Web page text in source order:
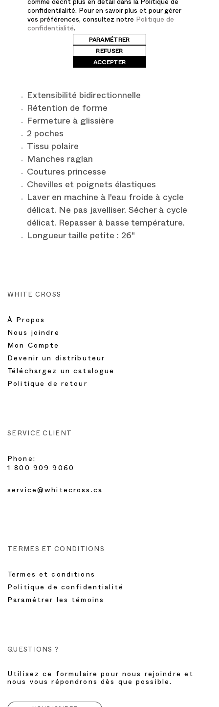
Coupe contemporaine et ajustée pour
avantager la silhouette
100 % polyester
Tissu respirant
Extensibilité bidirectionnelle
Rétention de forme
Fermeture à glissière
2 poches
Tissu polaire
Manches raglan
Coutures princesse
Chevilles et poignets élastiques
Laver en machine à l'eau froide à cycle
délicat. Ne pas javelliser. Sécher à cycle
délicat. Repasser à basse température.
Longueur taille petite : 26"
comme décrit plus en détail dans la Politique de
confidentilalité. Pour en savoir plus et pour gérer
vos préférences, consultez notre Politique de
confidentialité.
PARAMÉTRER
REFUSER
ACCEPTER
WHITE CROSS
À Propos
Nous joindre
Mon Compte
Devenir un distributeur
Téléchargez un catalogue
Politique de retour
SERVICE CLIENT
Phone:
1 800 909 9060
service@whitecross.ca
TERMES ET CONDITIONS
Termes et conditions
Politique de confidentialité
Paramétrer les témoins
QUESTIONS ?
Utilisez ce formulaire pour nous rejoindre et
nous vous répondrons dès que possible.